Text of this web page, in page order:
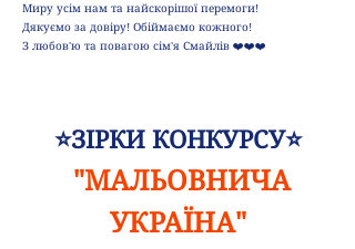
Миру усім нам та найскорішої перемоги!
Дякуємо за довіру! Обіймаємо кожного!
З любов'ю та повагою сім'я Смайлів ❤️❤️❤️
⭐ЗІРКИ КОНКУРСУ⭐
"МАЛЬОВНИЧА
УКРАЇНА"